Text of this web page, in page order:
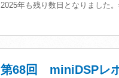
2025年も残り数日となりました
第68回 miniDSPレポ